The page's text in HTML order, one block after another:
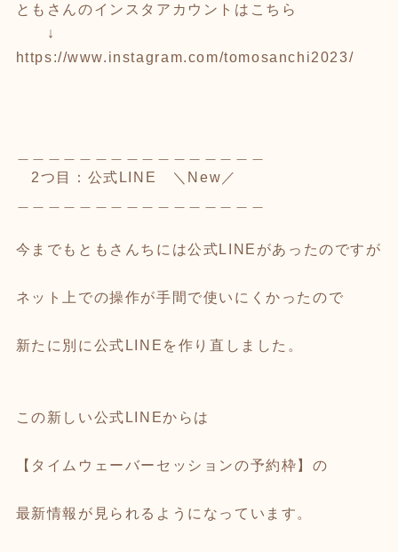
ともさんのインスタアカウントはこちら
↓
https://www.instagram.com/tomosanchi2023/
2つ目：公式LINE ＼New／
今までもともさんちには公式LINEがあったのですが
ネット上での操作が手間で使いにくかったので
新たに別に公式LINEを作り直しました。
この新しい公式LINEからは
【タイムウェーバーセッションの予約枠】の
最新情報が見られるようになっています。